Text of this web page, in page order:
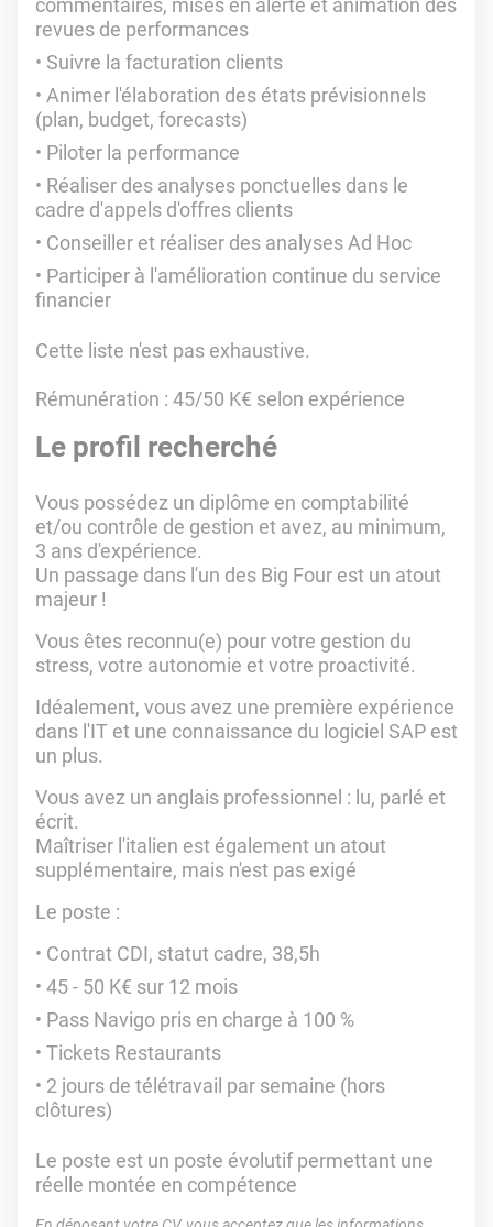
commentaires, mises en alerte et animation des
revues de performances
Suivre la facturation clients
Animer l'élaboration des états prévisionnels
(plan, budget, forecasts)
Piloter la performance
Réaliser des analyses ponctuelles dans le
cadre d'appels d'offres clients
Conseiller et réaliser des analyses Ad Hoc
Participer à l'amélioration continue du service
financier
Cette liste n'est pas exhaustive.
Rémunération : 45/50 K€ selon expérience
Le profil recherché
Vous possédez un diplôme en comptabilité
et/ou contrôle de gestion et avez, au minimum,
3 ans d'expérience.
Un passage dans l'un des Big Four est un atout
majeur !
Vous êtes reconnu(e) pour votre gestion du
stress, votre autonomie et votre proactivité.
Idéalement, vous avez une première expérience
dans l'IT et une connaissance du logiciel SAP est
un plus.
Vous avez un anglais professionnel : lu, parlé et
écrit.
Maîtriser l'italien est également un atout
supplémentaire, mais n'est pas exigé
Le poste :
Contrat CDI, statut cadre, 38,5h
45 - 50 K€ sur 12 mois
Pass Navigo pris en charge à 100 %
Tickets Restaurants
2 jours de télétravail par semaine (hors
clôtures)
Le poste est un poste évolutif permettant une
réelle montée en compétence